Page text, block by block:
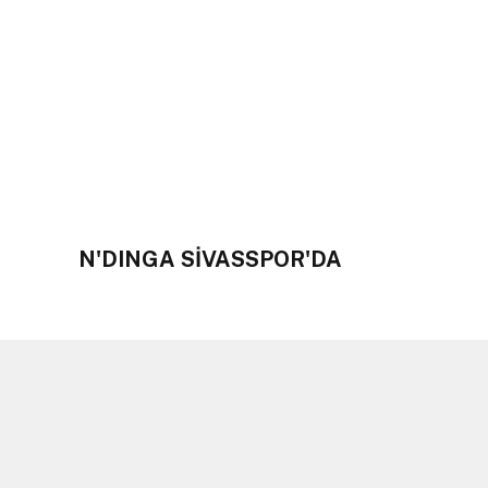
N'DINGA SİVASSPOR'DA